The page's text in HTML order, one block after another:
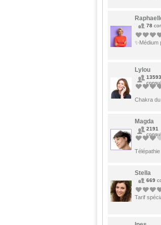
78
✨Médium
Lylou
13593
Chakra
Magda
2191
Télépathie
Stella
669
Tarif